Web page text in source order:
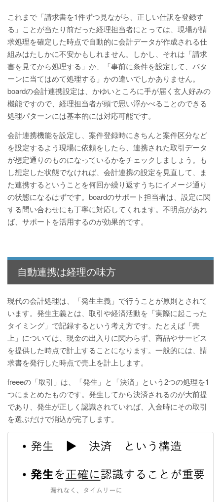
これまで「請求書を1件ずつ見ながら、正しい仕訳を登録す
る」ことが当たり前だった経理担当者にとっては、現場が請
求処理を確定した時点で自動的に会計データが作成される仕
組みはたしかに不安かもしれません。しかし、それは「請求
書を見てから処理する」か、「事前に条件を設定して、パタ
ーンに当てはめて処理する」かの違いでしかありません。
boardの会計連携設定は、かゆいところに手が届く玄人好みの
機能ですので、経理担当者が頭で思い浮かべることのできる
処理パターンには基本的には対応可能です。
会計連携機能を設定し、案件登録時にきちんと案件区分など
を設定するよう現場に依頼をしたら、連携された取引データ
が想定通りのものになっているかをチェックしましょう。も
し想定した状態でなければ、会計連携の設定を見直して、ま
た連携するということを何回か繰り返すうちにイメージ通り
の状態になるはずです。boardのサポート担当者は、設定に関
する問い合わせにも丁寧に対応してくれます。不明点があれ
ば、サポートを活用するのが効果的です。
自動連携は経理の味方
現代の会計処理は、「発生主義」で行うことが原則とされて
います。発生主義とは、取引や経済活動を「実際に起こった
タイミング」で記録するという考え方です。たとえば「売
上」については、現金の出入りに関わらず、商品やサービス
を提供した時点で計上することになります。一般的には、請
求書を発行した時点で売上を計上します。
freeeの「取引」は、「発生」と「決済」という2つの処理を1
つにまとめたものです。発生してから決済されるのが大前提
であり、発生が正しく認識されていれば、入金時にその取引
を選ぶだけで消込が完了します。